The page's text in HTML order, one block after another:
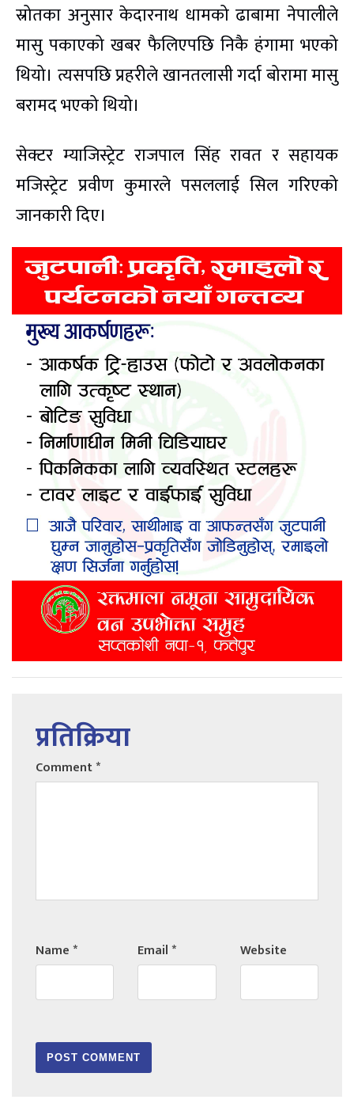
स्रोतका अनुसार केदारनाथ धामको ढाबामा नेपालीले
मासु पकाएको खबर फैलिएपछि निकै हंगामा भएको
थियो। त्यसपछि प्रहरीले खानतलासी गर्दा बोरामा मासु
बरामद भएको थियो।
सेक्टर म्याजिस्ट्रेट राजपाल सिंह रावत र सहायक
मजिस्ट्रेट प्रवीण कुमारले पसललाई सिल गरिएको
जानकारी दिए।
प्रतिक्रिया
Comment*
Name* Email* Website